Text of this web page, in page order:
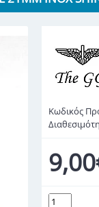
Κωδικός